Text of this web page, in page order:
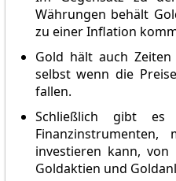
Währungen behält
zu einer Inflation
Gold hält auch
selbst wenn die
fallen.
Schließlich gibt
investieren kann,
Goldaktien und